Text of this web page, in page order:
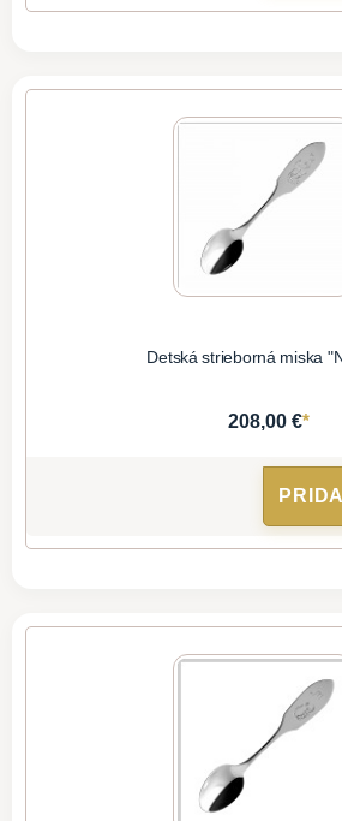
Detská strieborná miska
208,00 €*